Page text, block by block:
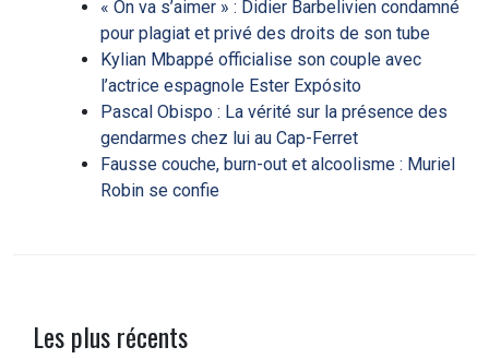
« On va s’aimer » : Didier Barbelivien condamné
pour plagiat et privé des droits de son tube
Kylian Mbappé officialise son couple avec
l’actrice espagnole Ester Expósito
Pascal Obispo : La vérité sur la présence des
gendarmes chez lui au Cap-Ferret
Fausse couche, burn-out et alcoolisme : Muriel
Robin se confie
Les plus récents